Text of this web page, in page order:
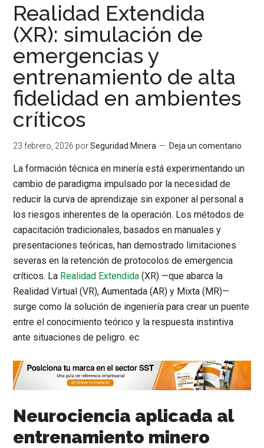
Realidad Extendida
(XR): simulación de
emergencias y
entrenamiento de alta
fidelidad en ambientes
críticos
23 febrero, 2026 porSeguridad Minera Deja un comentario
La formación técnica en minería está experimentando un
cambio de paradigma impulsado por la necesidad de
reducir la curva de aprendizaje sin exponer al personal a
los riesgos inherentes de la operación. Los métodos de
capacitación tradicionales, basados en manuales y
presentaciones teóricas, han demostrado limitaciones
severas en la retención de protocolos de emergencia
críticos. La Realidad Extendida (XR) —que abarca la
Realidad Virtual (VR), Aumentada (AR) y Mixta (MR)—
surge como la solución de ingeniería para crear un puente
entre el conocimiento teórico y la respuesta instintiva
ante situaciones de peligro. ec
Neurociencia aplicada al
entrenamiento minero